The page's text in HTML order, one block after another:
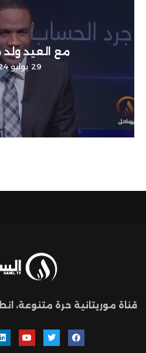
مع العيد
29 يوليو 2024
قناة موريتانية حرة متنوعة،